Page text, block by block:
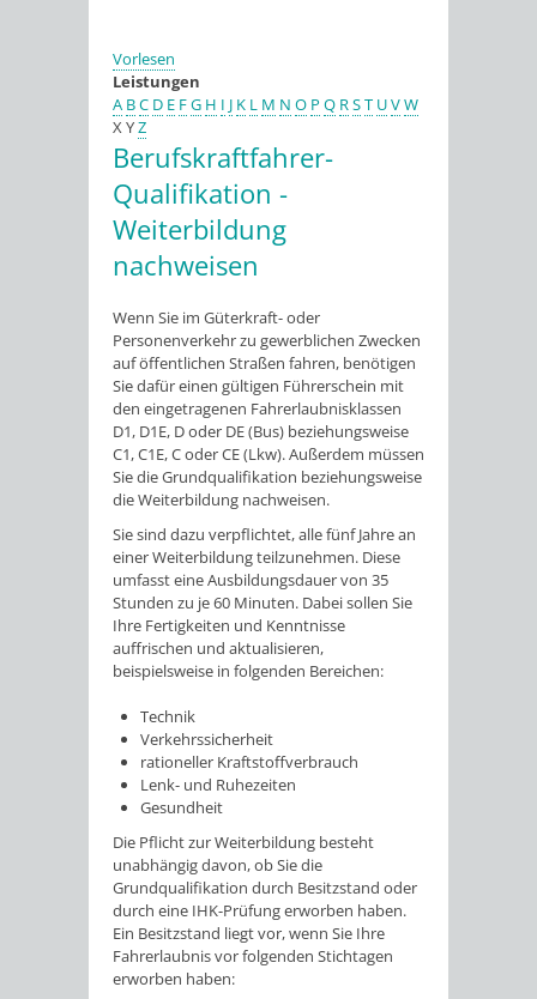
Vorlesen
Leistungen
A BC D E FG H I J K L M N O P Q RST UVW
XYZ
Berufskraftfahrer-
Qualifikation -
Weiterbildung
nachweisen
Wenn Sie im Güterkraft- oder
Personenverkehr zu gewerblichen Zwecken
auf öffentlichen Straßen fahren, benötigen
Sie dafür einen gültigen Führerschein mit
den eingetragenen Fahrerlaubnisklassen
D1, D1E, D oder DE (Bus) beziehungsweise
C1, C1E, C oder CE (Lkw). Außerdem müssen
Sie die Grundqualifikation beziehungsweise
die Weiterbildung nachweisen.
Sie sind dazu verpflichtet, alle fünf Jahre an
einer Weiterbildung teilzunehmen. Diese
umfasst eine Ausbildungsdauer von 35
Stunden zu je 60 Minuten. Dabei sollen Sie
Ihre Fertigkeiten und Kenntnisse
auffrischen und aktualisieren,
beispielsweise in folgenden Bereichen:
Technik
Verkehrssicherheit
rationeller Kraftstoffverbrauch
Lenk- und Ruhezeiten
Gesundheit
Die Pflicht zur Weiterbildung besteht
unabhängig davon, ob Sie die
Grundqualifikation durch Besitzstand oder
durch eine IHK-Prüfung erworben haben.
Ein Besitzstand liegt vor, wenn Sie Ihre
Fahrerlaubnis vor folgenden Stichtagen
erworben haben: